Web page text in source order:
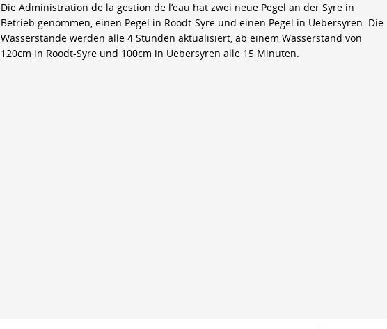
Die Administration de la gestion de l’eau hat zwei neue Pegel an der Syre in
Betrieb genommen, einen Pegel in Roodt-Syre und einen Pegel in Uebersyren. Die
Wasserstände werden alle 4 Stunden aktualisiert, ab einem Wasserstand von
120cm in Roodt-Syre und 100cm in Uebersyren alle 15 Minuten.